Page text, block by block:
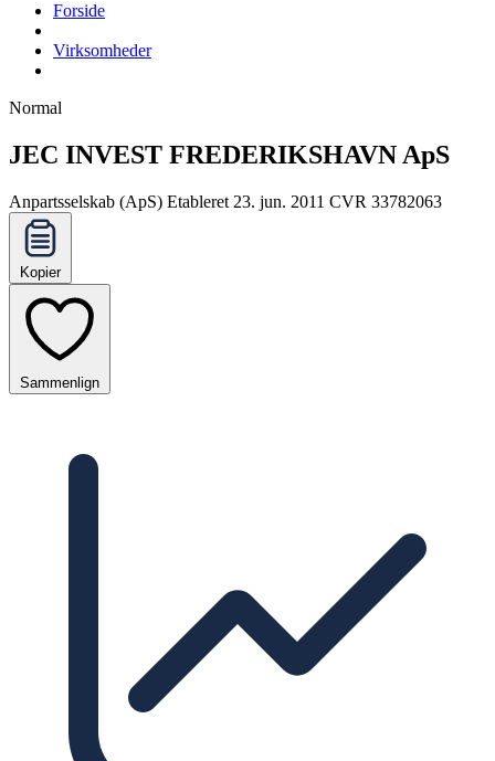
Forside
Virksomheder
Normal
JEC INVEST FREDERIKSHAVN ApS
Anpartsselskab (ApS) Etableret 23. jun. 2011 CVR 33782063
Kopier
Sammenlign